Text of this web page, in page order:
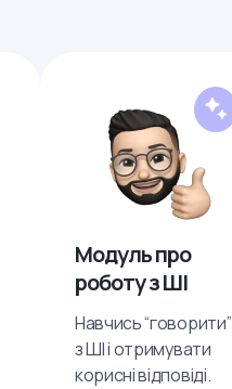
Модуль про
роботу з ШІ
Навчись “говорити”
з ШІ і отримувати
корисні відповіді.